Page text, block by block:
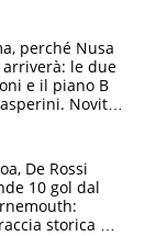
perché Nusa
arriverà: le due
e il piano B
Novità
De Rossi
10 gol dal
storica ed